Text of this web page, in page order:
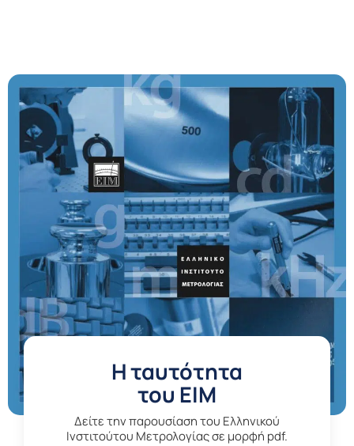
H ταυτότητα
του ΕΙΜ
Δείτε την παρουσίαση του Ελληνικού
Ινστιτούτου Μετρολογίας σε μορφή pdf.